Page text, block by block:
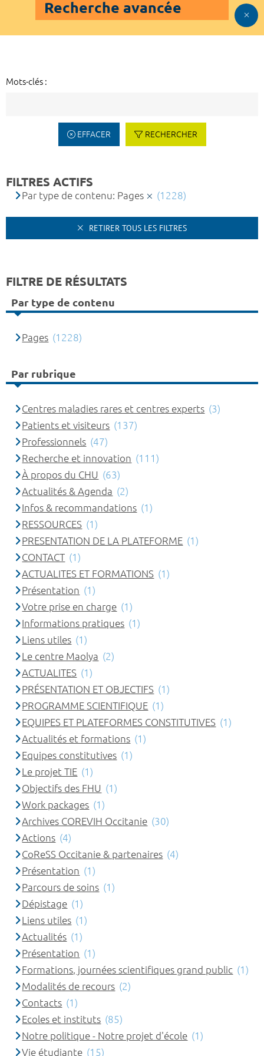
Recherche avancée
Mots-clés :
EFFACER RECHERCHER
FILTRES ACTIFS
Par type de contenu: Pages (1228)
RETIRER TOUS LES FILTRES
FILTRE DE RÉSULTATS
Par type de contenu
Pages (1228)
Par rubrique
Centres maladies rares et centres experts (3)
Patients et visiteurs (137)
Professionnels (47)
Recherche et innovation (111)
À propos du CHU (63)
Actualités & Agenda (2)
Infos & recommandations (1)
RESSOURCES (1)
PRESENTATION DE LA PLATEFORME (1)
CONTACT (1)
ACTUALITES ET FORMATIONS (1)
Présentation (1)
Votre prise en charge (1)
Informations pratiques (1)
Liens utiles (1)
Le centre Maolya (2)
ACTUALITES (1)
PRÉSENTATION ET OBJECTIFS (1)
PROGRAMME SCIENTIFIQUE (1)
EQUIPES ET PLATEFORMES CONSTITUTIVES (1)
Actualités et formations (1)
Equipes constitutives (1)
Le projet TIE (1)
Objectifs des FHU (1)
Work packages (1)
Archives COREVIH Occitanie (30)
Actions (4)
CoReSS Occitanie & partenaires (4)
Présentation (1)
Parcours de soins (1)
Dépistage (1)
Liens utiles (1)
Actualités (1)
Présentation (1)
Formations, journées scientifiques grand public (1)
Modalités de recours (2)
Contacts (1)
Ecoles et instituts (85)
Notre politique - Notre projet d'école (1)
Vie étudiante (15)